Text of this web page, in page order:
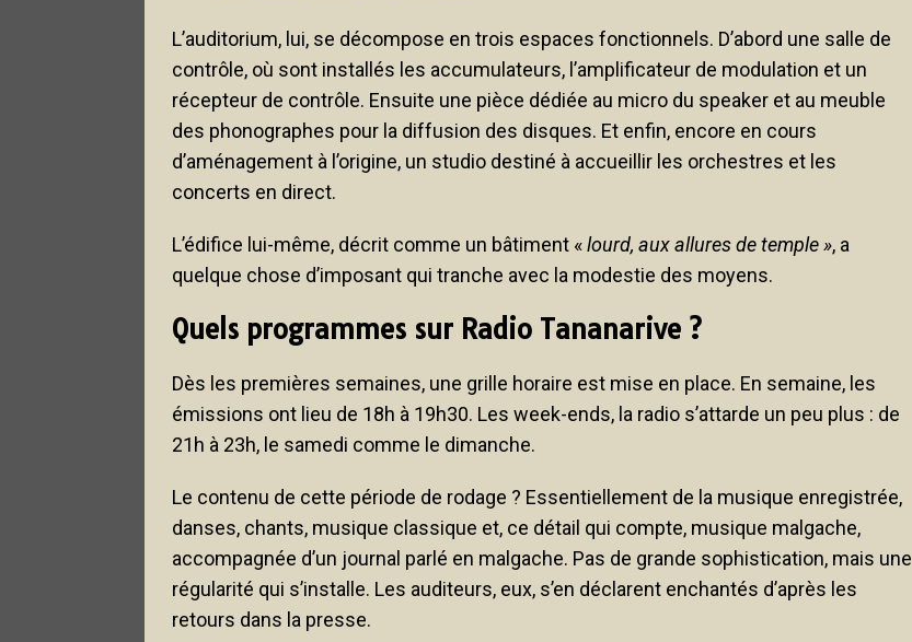
L’auditorium, lui, se décompose en trois espaces fonctionnels. D’abord une salle de
contrôle, où sont installés les accumulateurs, l’amplificateur de modulation et un
récepteur de contrôle. Ensuite une pièce dédiée au micro du speaker et au meuble
des phonographes pour la diffusion des disques. Et enfin, encore en cours
d’aménagement à l’origine, un studio destiné à accueillir les orchestres et les
concerts en direct.
L’édifice lui-même, décrit comme un bâtiment «lourd, aux allures de temple », a
quelque chose d’imposant qui tranche avec la modestie des moyens.
Quels programmes sur Radio Tananarive ?
Dès les premières semaines, une grille horaire est mise en place. En semaine, les
émissions ont lieu de 18h à 19h30. Les week-ends, la radio s’attarde un peu plus : de
21h à 23h, le samedi comme le dimanche.
Le contenu de cette période de rodage ? Essentiellement de la musique enregistrée,
danses, chants, musique classique et, ce détail qui compte, musique malgache,
accompagnée d’un journal parlé en malgache. Pas de grande sophistication, mais une
régularité qui s’installe. Les auditeurs, eux, s’en déclarent enchantés d’après les
retours dans la presse.